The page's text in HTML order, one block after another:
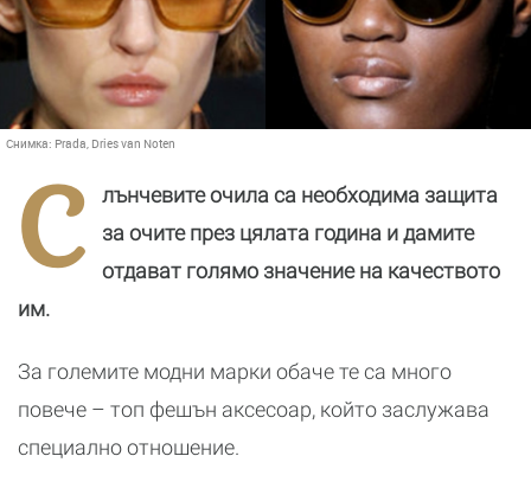
Снимка: Prada, Dries van Noten
С
лънчевите очила са необходима защита
за очите през цялата година и дамите
отдават голямо значение на качеството
им.
За големите модни марки обаче те са много
повече – топ фешън аксесоар, който заслужава
специално отношение.